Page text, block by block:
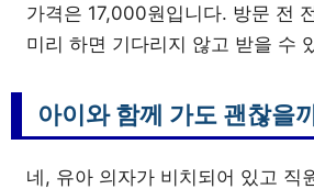
가격은 17,000원입니다. 방문 전
미리 하면 기다리지 않고 받을 수
아이와 함께 가도 괜찮을
네, 유아 의자가 비치되어 있고 직